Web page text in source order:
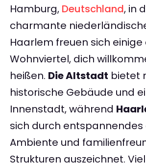
Hamburg, Deutschland, in
charmante
Haarlem freuen sich
Wohnviertel, dich
heißen. Die Altstadt bietet
historische Gebäude und
Innenstadt, während
sich durch entspannendes
Ambiente und
Strukturen auszeichnet.